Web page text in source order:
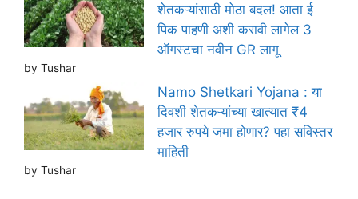
शेतकऱ्यांसाठी मोठा बदल! आता ई
पिक पाहणी अशी करावी लागेल 3
ऑगस्टचा नवीन GR लागू
by Tushar
Namo Shetkari Yojana : या
दिवशी शेतकऱ्यांच्या खात्यात ₹4
हजार रुपये जमा होणार? पहा सविस्तर
माहिती
by Tushar